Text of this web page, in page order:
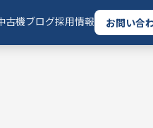
古機ブログ採用情報 お問い合